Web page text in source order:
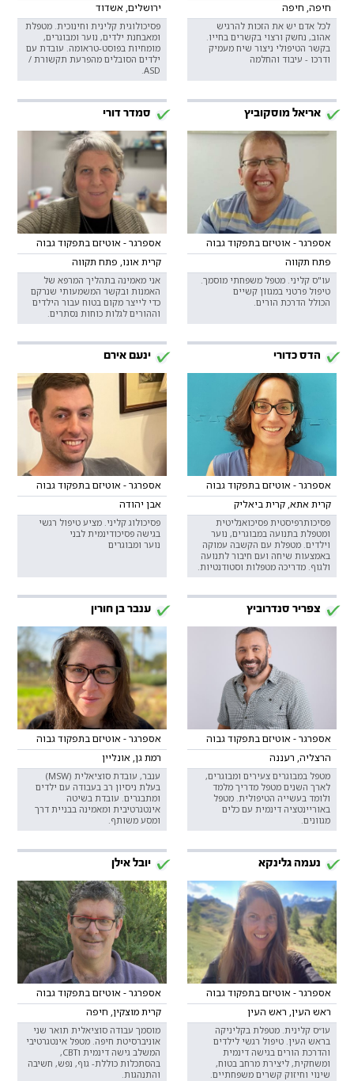
חיפה, חיפה
לכל אדם יש את הזכות להרגיש
אהוב, נחשק ורצוי בקשרים בחייו.
בקשר הטיפולי ניצור שיח מעמיק
ודרכו - עיבוד והחלמה
ירושלים, אשדוד
פסיכולוגית קלינית וחינוכית. מטפלת
ומאבחנת ילדים, נוער ומבוגרים,
מומחיות בפוסט-טראומה. עובדת עם
ילדים הסובלים מהפרעת תקשורת /
ASD.
אריאל מוסקוביץ
אספרגר - אוטיזם בתפקוד גבוה
פתח תקווה
עו"ס קליני. מטפל משפחתי מוסמך.
טיפול פרטני במגוון קשיים
הכולל הדרכת הורים.
סמדר דורי
אספרגר - אוטיזם בתפקוד גבוה
קרית אונו, פתח תקווה
אני מאמינה בתהליך המרפא של
האמנות ובקשר המשמעותי שנרקם
כדי לייצר מקום בטוח עבור הילדים
וההורים לגלות כוחות נסתרים.
הדס כדורי
אספרגר - אוטיזם בתפקוד גבוה
קרית אתא, קרית ביאליק
פסיכותרפיסטית פסיכואנליטית
ומטפלת בתנועה במבוגרים, נוער
וילדים. מטפלת עם הקשבה עמוקה
באמצעות שיחה ועם חיבור לתנועה
ולגוף. מדריכה מטפלות וסטודנטיות.
ינעם אירם
אספרגר - אוטיזם בתפקוד גבוה
אבן יהודה
פסיכולוג קליני. מציע טיפול רגשי
בגישה פסיכודינמית לבני
נוער ומבוגרים
צפריר סנדרוביץ
אספרגר - אוטיזם בתפקוד גבוה
הרצליה, רעננה
מטפל במבוגרים צעירים ומבוגרים,
לארך השנים מטפל מדריך מלמד
ולומד בעשייה הטיפולית. מטפל
באוריינטציה דינמית עם כלים
מגוונים.
ענבר בן חורין
אספרגר - אוטיזם בתפקוד גבוה
רמת גן, אונליין
ענבר, עובדת סוציאלית (MSW)
בעלת ניסיון רב בעבודה עם ילדים
ומתבגרים. עובדת בשיטה
אינטגרטיבית ומאמינה בבניית דרך
ומסע משותף.
נעמה גלינקא
אספרגר - אוטיזם בתפקוד גבוה
ראש העין, ראש העין
עו״ס קלינית. מטפלת בקליניקה
בראש העין. טיפול רגשי לילדים
והדרכת הורים בגישה דינמית
ומשחקית, ליצירת מרחב בטוח,
שינוי וחיזוק קשרים משפחתיים.
יובל אילן
אספרגר - אוטיזם בתפקוד גבוה
קרית מוצקין, חיפה
מוסמך עבודה סוציאלית תואר שני
אוניברסיטת חיפה. מטפל אינטגרטיבי
המשלב גישה דינמית וCBT,
בהסתכלות כוללת- גוף, נפש, חשיבה
והתנהגות.